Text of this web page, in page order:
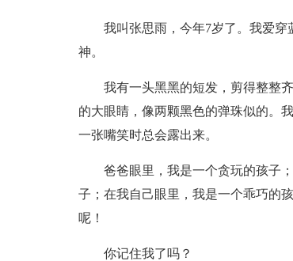
我叫张思雨，今年7岁了。我爱
神。
我有一头黑黑的短发，剪得整整
的大眼睛，像两颗黑色的弹珠似的。
一张嘴笑时总会露出来。
爸爸眼里，我是一个贪玩的孩子
子；在我自己眼里，我是一个乖巧的
呢！
你记住我了吗？